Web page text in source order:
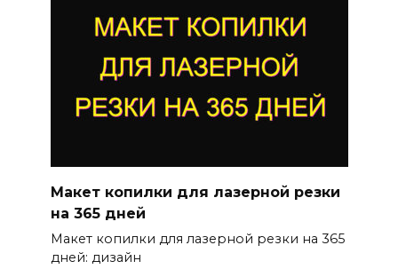
Макет копилки для лазерной резки
на 365 дней
Макет копилки для лазерной резки на 365
дней: дизайн